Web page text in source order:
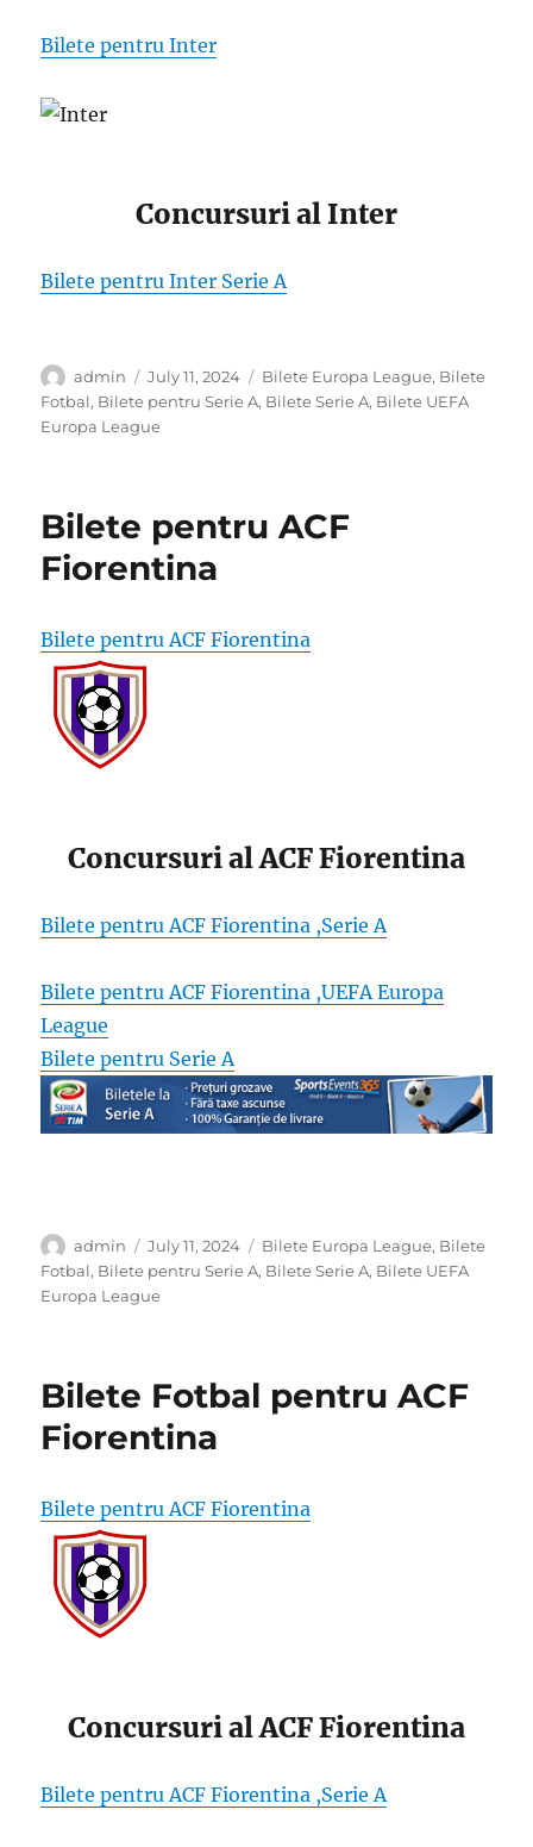
Bilete pentru Inter
Concursuri al Inter
Bilete pentru Inter Serie A
Author
admin
Posted
on
July 11, 2024 Categories
Bilete Europa League, Bilete
Fotbal, Bilete pentru Serie A, Bilete Serie A, Bilete UEFA
Europa League
Bilete pentru ACF
Fiorentina
Bilete pentru ACF Fiorentina
Concursuri al ACF Fiorentina
Bilete pentru ACF Fiorentina ,Serie A
Bilete pentru ACF Fiorentina ,UEFA Europa
League
Bilete pentru Serie A
Author
admin
Posted
on
July 11, 2024 Categories
Bilete Europa League, Bilete
Fotbal, Bilete pentru Serie A, Bilete Serie A, Bilete UEFA
Europa League
Bilete Fotbal pentru ACF
Fiorentina
Bilete pentru ACF Fiorentina
Concursuri al ACF Fiorentina
Bilete pentru ACF Fiorentina ,Serie A